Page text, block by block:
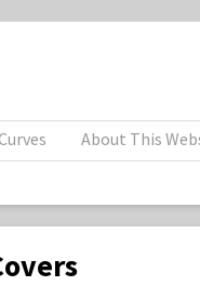
About This